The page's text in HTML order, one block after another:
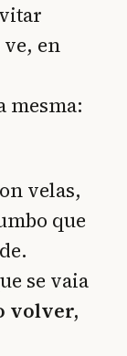
en
mesma:
velas,
que
se vaia
volver,